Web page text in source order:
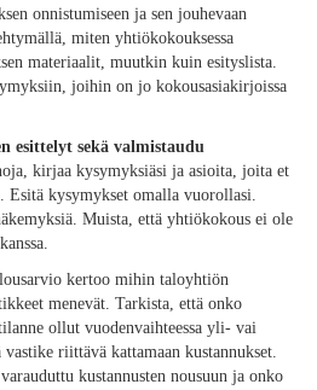
onnistumiseen ja sen jouhevaan
miten yhtiökokouksessa
materiaalit, muutkin kuin esityslista.
joihin on jo kokousasiakirjoissa
esittelyt sekä valmistaudu
kirjaa kysymyksiäsi ja asioita, joita et
Esitä kysymykset omalla vuorollasi.
Muista, että yhtiökokous ei ole
kertoo mihin taloyhtiön
menevät. Tarkista, että onko
ollut vuodenvaihteessa yli- vai
riittävä kattamaan kustannukset.
kustannusten nousuun ja onko